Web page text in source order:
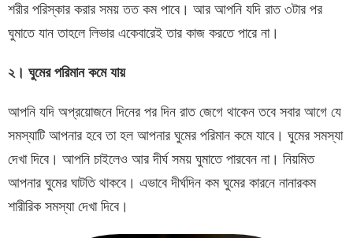
শরীর পরিস্কার করার সময় তত কম পাবে। আর আপনি যদি রাত ৩টার পর
ঘুমাতে যান তাহলে লিভার একেবারেই তার কাজ করতে পারে না।
২। ঘুমের পরিমান কমে যায়
আপনি যদি অপ্রয়োজনে দিনের পর দিন রাত জেগে থাকেন তবে সবার আগে যে
সমস্যাটি আপনার হবে তা হল আপনার ঘুমের পরিমান কমে যাবে। ঘুমের সমস্যা
দেখা দিবে। আপনি চাইলেও আর দীর্ঘ সময় ঘুমাতে পারবেন না। নিয়মিত
আপনার ঘুমের ঘাটতি থাকবে। এভাবে দীর্ঘদিন কম ঘুমের কারনে নানারকম
শারীরিক সমস্যা দেখা দিবে।